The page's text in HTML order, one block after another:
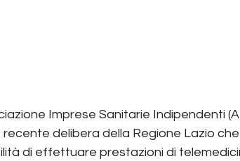
Imprese Sanitarie Indipendenti
delibera della Regione Lazio
di effettuare prestazioni di